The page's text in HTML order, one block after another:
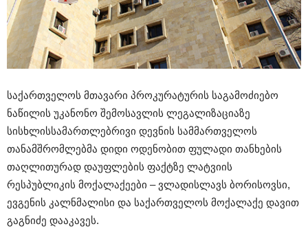
საქართველოს მთავარი პროკურატურის საგამოძიებო
ნაწილის უკანონო შემოსავლის ლეგალიზაციაზე
სისხლისსამართლებრივი დევნის სამმართველოს
თანამშრომლებმა დიდი ოდენობით ფულადი თანხების
თაღლითურად დაუფლების ფაქტზე ლატვიის
რესპუბლიკის მოქალაქეები – ვლადისლავს ბორისოვსი,
ევგენის კალნმალისი და საქართველოს მოქალაქე დავით
გაგნიძე დააკავეს.